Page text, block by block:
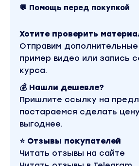
форматам и переходам
музыке, которая только
вируситься в ленте
И сможешь использовать
инструменты в контенте
конкурентов.
экспертами, которые растут
💬 Помощь перед покупкой
Хотите проверить
Отправим
пример видео или запись
курса.
💰 Нашли дешевле?
Пришлите ссылку на
постараемся сделать
выгоднее.
⭐ Отзывы покупателей
Читать отзывы на сайте